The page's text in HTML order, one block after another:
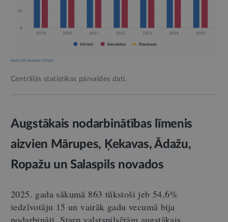
Centrālās statistikas pārvaldes dati.
Augstākais nodarbinātības līmenis
aizvien Mārupes, Ķekavas, Ādažu,
Ropažu un Salaspils novados
2025. gada sākumā 863 tūkstoši jeb 54,6%
iedzīvotāju 15 un vairāk gadu vecumā bija